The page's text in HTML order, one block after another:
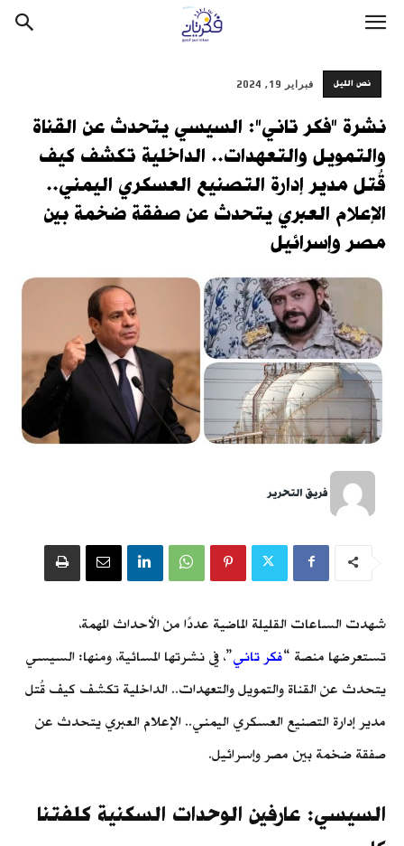
نص الليل فبراير 19, 2024
نشرة "فكر تاني": السيسي يتحدث عن القناة
والتمويل والتعهدات.. الداخلية تكشف كيف
قُتل مدير إدارة التصنيع العسكري اليمني..
الإعلام العبري يتحدث عن صفقة ضخمة بين
مصر وإسرائيل
فريق التحرير
شهدت الساعات القليلة الماضية عددًا من الأحداث المهمة،
تستعرضها منصة “فكر تاني”، في نشرتها المسائية، ومنها: السيسي
يتحدث عن القناة والتمويل والتعهدات.. الداخلية تكشف كيف قُتل
مدير إدارة التصنيع العسكري اليمني.. الإعلام العبري يتحدث عن
صفقة ضخمة بين مصر وإسرائيل.
السيسي: عارفين الوحدات السكنية كلفتنا